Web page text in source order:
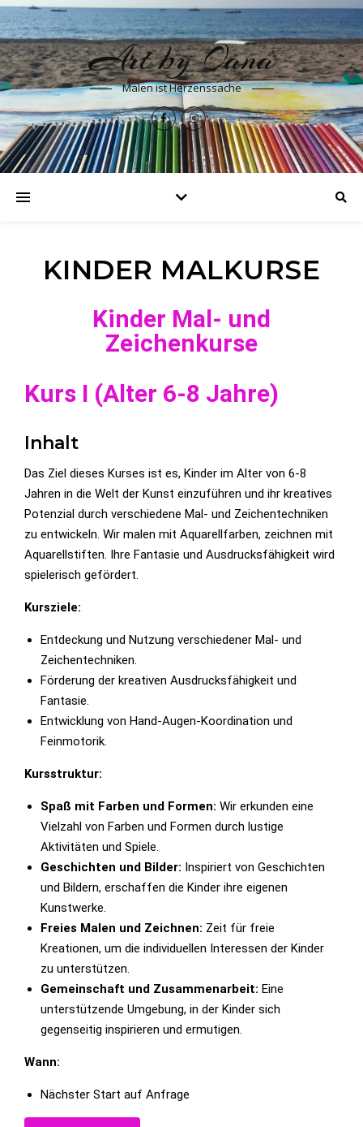
Art by Oana
Malen ist Herzenssache
KINDER MALKURSE
Kinder Mal- und
Zeichenkurse
Kurs I (Alter 6-8 Jahre)
Inhalt
Das Ziel dieses Kurses ist es, Kinder im Alter von 6-8
Jahren in die Welt der Kunst einzuführen und ihr kreatives
Potenzial durch verschiedene Mal- und Zeichentechniken
zu entwickeln. Wir malen mit Aquarellfarben, zeichnen mit
Aquarellstiften. Ihre Fantasie und Ausdrucksfähigkeit wird
spielerisch gefördert.
Kursziele:
Entdeckung und Nutzung verschiedener Mal- und
Zeichentechniken.
Förderung der kreativen Ausdrucksfähigkeit und
Fantasie.
Entwicklung von Hand-Augen-Koordination und
Feinmotorik.
Kursstruktur:
Spaß mit Farben und Formen: Wir erkunden eine
Vielzahl von Farben und Formen durch lustige
Aktivitäten und Spiele.
Geschichten und Bilder: Inspiriert von Geschichten
und Bildern, erschaffen die Kinder ihre eigenen
Kunstwerke.
Freies Malen und Zeichnen: Zeit für freie
Kreationen, um die individuellen Interessen der Kinder
zu unterstützen.
Gemeinschaft und Zusammenarbeit: Eine
unterstützende Umgebung, in der Kinder sich
gegenseitig inspirieren und ermutigen.
Wann:
Nächster Start auf Anfrage